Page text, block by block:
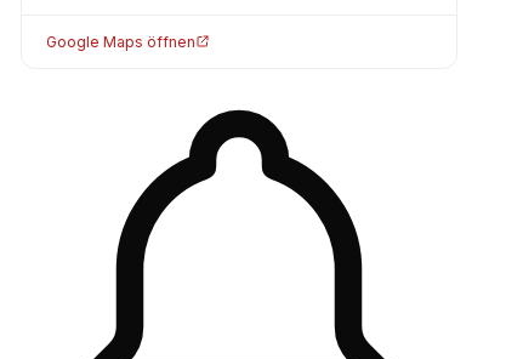
Google Maps öffnen